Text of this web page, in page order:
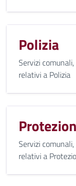
Polizia
Servizi
relativi a Polizia
Servizi
relativi a